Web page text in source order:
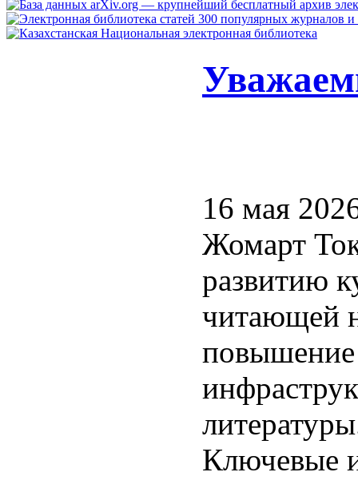
16 мая
Жомарт
развитию
читающей
повышение
Ключевые